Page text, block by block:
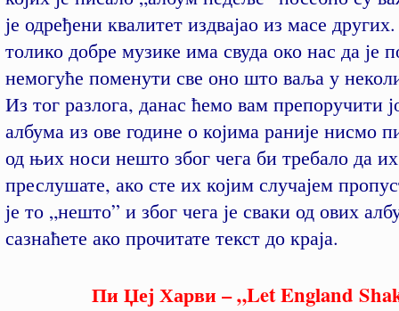
је одређени квалитет издвајао из масе
толико добре музике има свуда око нас да је
немогуће поменути све оно што ваља у
Из тог разлога, данас ћемо вам препоручити
албума из ове године о којима раније нисмо
од њих носи нешто због чега би требало да их
преслушате, ако сте их којим случајем
је то „нешто” и због чега је сваки од ових
сазнаћете ако прочитате текст до краја.
Пи Џеј Харви – „Let England